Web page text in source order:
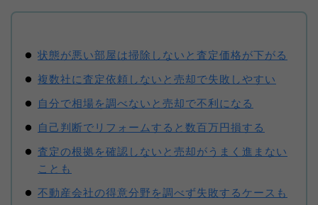
状態が悪い部屋は掃除しないと査定価格が下がる
複数社に査定依頼しないと売却で失敗しやすい
自分で相場を調べないと売却で不利になる
自己判断でリフォームすると数百万円損する
査定の根拠を確認しないと売却がうまく進まない
ことも
不動産会社の得意分野を調べず失敗するケースも